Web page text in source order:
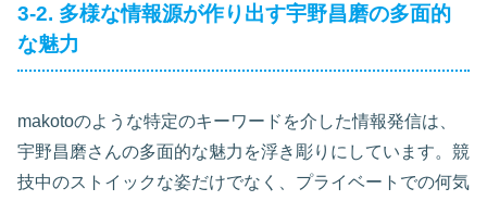
3-2. 多様な情報源が作り出す宇野昌磨の多面的
な魅力
makotoのような特定のキーワードを介した情報発信は、
宇野昌磨さんの多面的な魅力を浮き彫りにしています。競
技中のストイックな姿だけでなく、プライベートでの何気